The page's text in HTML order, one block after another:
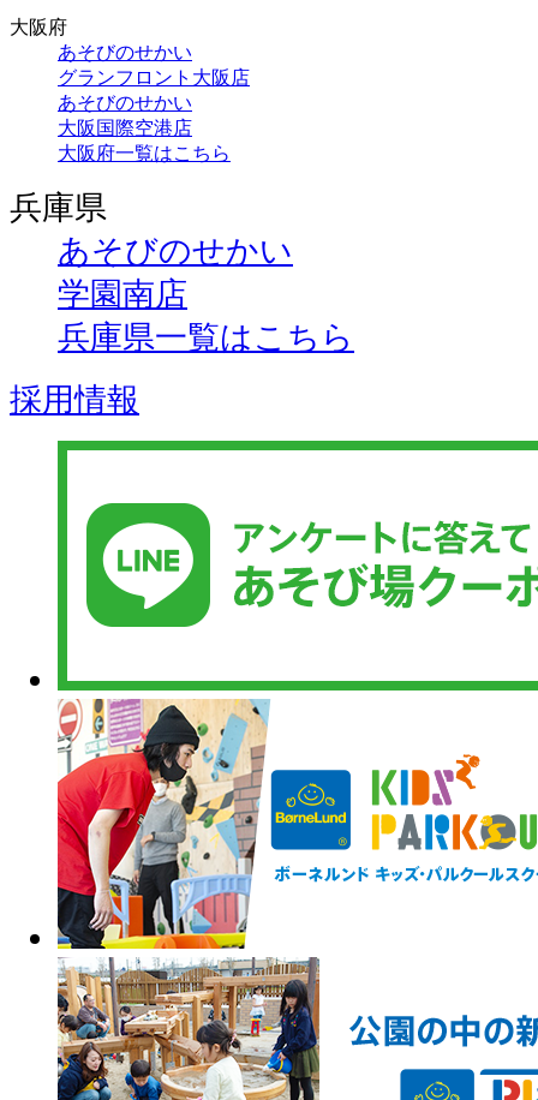
大阪府
あそびのせかい
グランフロント大阪店
あそびのせかい
大阪国際空港店
大阪府一覧はこちら
兵庫県
あそびのせかい
学園南店
兵庫県一覧はこちら
採用情報